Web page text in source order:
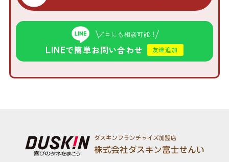
プロにも相談可能！
LINEで簡単お問い合わせ 友達追加